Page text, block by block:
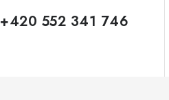
+420 552 341 746